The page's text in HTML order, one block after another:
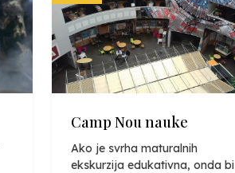
Camp Nou nauke
Ako je svrha maturalnih
ekskurzija edukativna, onda bi